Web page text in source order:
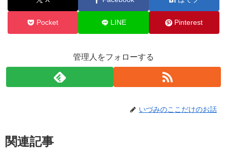
Pocket LINE Pinterest
管理人をフォローする
いづみのここだけのお話
関連記事